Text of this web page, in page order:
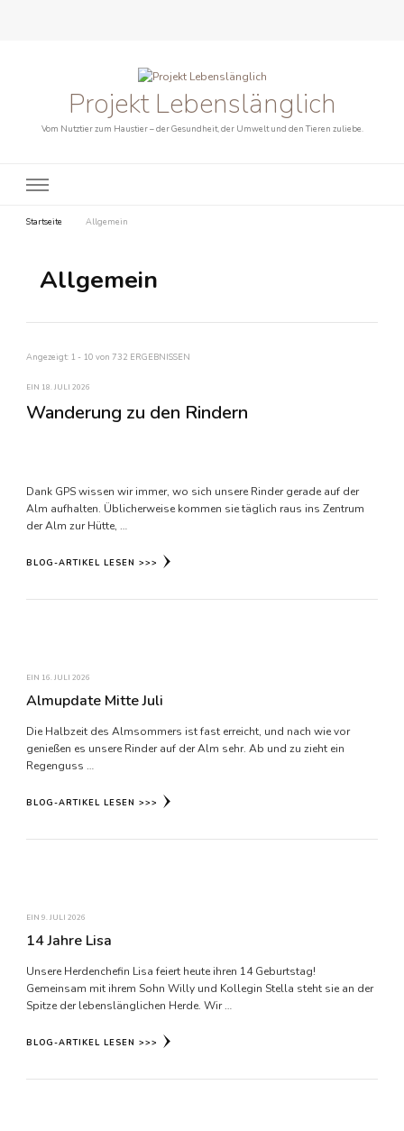
Projekt Lebenslänglich
Vom Nutztier zum Haustier – der Gesundheit, der Umwelt und den Tieren zuliebe.
Startseite Allgemein
Allgemein
Angezeigt: 1 - 10 von 732 ERGEBNISSEN
EIN 18. JULI 2026
Wanderung zu den Rindern
Dank GPS wissen wir immer, wo sich unsere Rinder gerade auf der
Alm aufhalten. Üblicherweise kommen sie täglich raus ins Zentrum
der Alm zur Hütte, …
BLOG-ARTIKEL LESEN >>>
EIN 16. JULI 2026
Almupdate Mitte Juli
Die Halbzeit des Almsommers ist fast erreicht, und nach wie vor
genießen es unsere Rinder auf der Alm sehr. Ab und zu zieht ein
Regenguss …
BLOG-ARTIKEL LESEN >>>
EIN 9. JULI 2026
14 Jahre Lisa
Unsere Herdenchefin Lisa feiert heute ihren 14 Geburtstag!
Gemeinsam mit ihrem Sohn Willy und Kollegin Stella steht sie an der
Spitze der lebenslänglichen Herde. Wir …
BLOG-ARTIKEL LESEN >>>